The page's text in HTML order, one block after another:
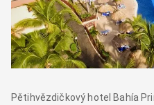
Pětihvězdičkový hotel Bahía